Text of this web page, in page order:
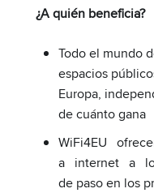
¿A quién beneficia?
Todo el mundo
espacios
Europa,
de cuánto gana
WiFi4EU
a internet a los
de paso en los